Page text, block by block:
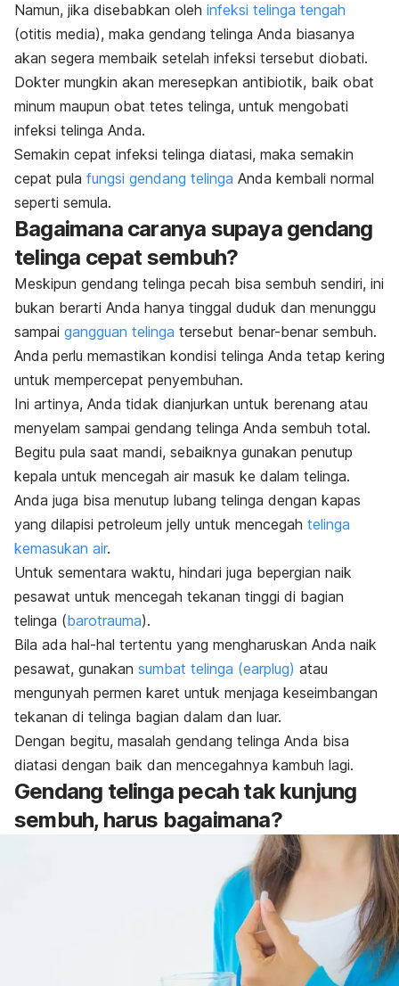
Namun, jika disebabkan oleh infeksi telinga tengah
(otitis media), maka gendang telinga Anda biasanya
akan segera membaik setelah infeksi tersebut diobati.
Dokter mungkin akan meresepkan antibiotik, baik obat
minum maupun obat tetes telinga, untuk mengobati
infeksi telinga Anda.
Semakin cepat infeksi telinga diatasi, maka semakin
cepat pula fungsi gendang telinga Anda kembali normal
seperti semula.
Bagaimana caranya supaya gendang
telinga cepat sembuh?
Meskipun gendang telinga pecah bisa sembuh sendiri, ini
bukan berarti Anda hanya tinggal duduk dan menunggu
sampai gangguan telinga tersebut benar-benar sembuh.
Anda perlu memastikan kondisi telinga Anda tetap kering
untuk mempercepat penyembuhan.
Ini artinya, Anda tidak dianjurkan untuk berenang atau
menyelam sampai gendang telinga Anda sembuh total.
Begitu pula saat mandi, sebaiknya gunakan penutup
kepala untuk mencegah air masuk ke dalam telinga.
Anda juga bisa menutup lubang telinga dengan kapas
yang dilapisi petroleum jelly untuk mencegah telinga
kemasukan air.
Untuk sementara waktu, hindari juga bepergian naik
pesawat untuk mencegah tekanan tinggi di bagian
telinga (barotrauma).
Bila ada hal-hal tertentu yang mengharuskan Anda naik
pesawat, gunakan sumbat telinga (earplug) atau
mengunyah permen karet untuk menjaga keseimbangan
tekanan di telinga bagian dalam dan luar.
Dengan begitu, masalah gendang telinga Anda bisa
diatasi dengan baik dan mencegahnya kambuh lagi.
Gendang telinga pecah tak kunjung
sembuh, harus bagaimana?